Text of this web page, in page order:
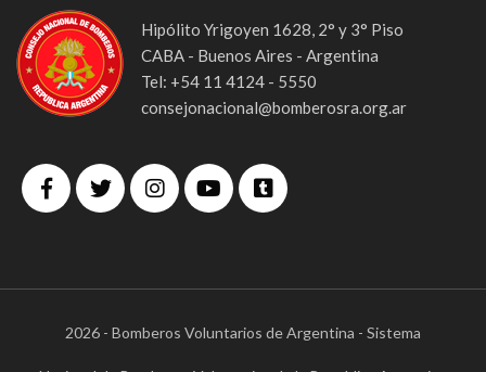
Hipólito Yrigoyen 1628, 2° y 3° Piso
CABA - Buenos Aires - Argentina
Tel: +54 11 4124 - 5550
consejonacional@bomberosra.org.ar
2026 - Bomberos Voluntarios de Argentina - Sistema